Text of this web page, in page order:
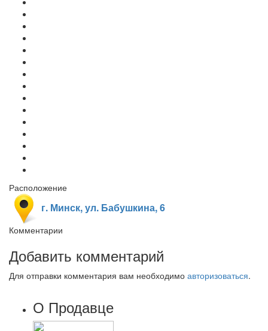
Расположение
г. Минск, ул. Бабушкина, 6
Комментарии
Добавить комментарий
Для отправки комментария вам необходимо авторизоваться.
О Продавце